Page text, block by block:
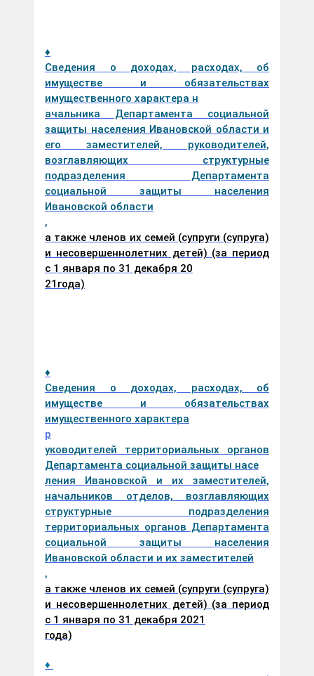
♦
Сведения о доходах, расходах, об
имуществе и обязательствах
имущественного характера н
ачальника Департамента социальной
защиты населения Ивановской области и
его заместителей, руководителей,
возглавляющих структурные
подразделения Департамента
социальной защиты населения
Ивановской области
,
а также членов их семей (супруги (супруга)
и несовершеннолетних детей) (за период
с 1 января по 31 декабря 20
21 года)
♦
Сведения о доходах, расходах, об
имуществе и обязательствах
имущественного характера
р
уководителей территориальных органов
Департамента социальной защиты насе
ления Ивановской и их заместителей,
начальников отделов, возглавляющих
структурные подразделения
территориальных органов Департамента
социальной защиты населения
Ивановской области и их заместителей
,
а также членов их семей (супруги (супруга)
и несовершеннолетних детей) (за период
с 1 января по 31 декабря 2021
года)
♦